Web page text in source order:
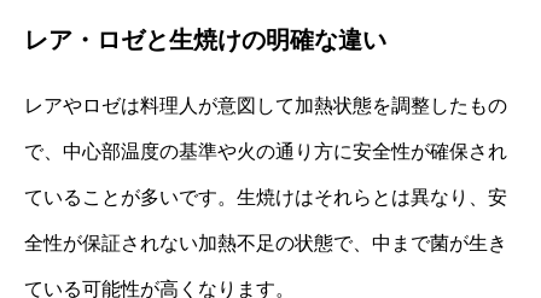
レア・ロゼと生焼けの明確な違い
レアやロゼは料理人が意図して加熱状態を調整したもの
で、中心部温度の基準や火の通り方に安全性が確保され
ていることが多いです。生焼けはそれらとは異なり、安
全性が保証されない加熱不足の状態で、中まで菌が生き
ている可能性が高くなります。